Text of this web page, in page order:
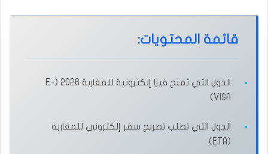
قائمة المحتويات:
الدول التي تمنح فيزا إلكترونية للمغاربة 2026 (E-
VISA)
الدول التي تطلب تصريح سفر إلكتروني للمغاربة
(ETA):